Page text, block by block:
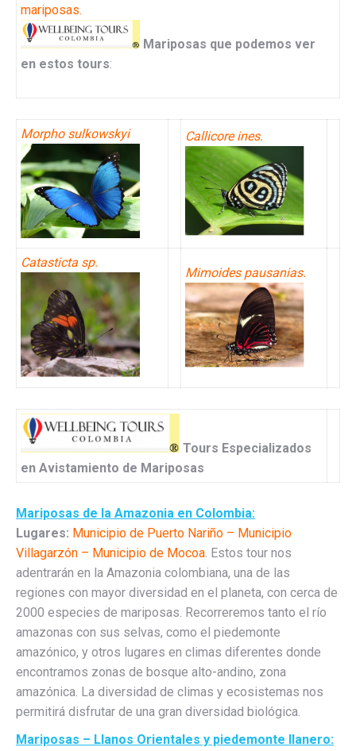
mariposas.
Mariposas que podemos ver
en estos tours:
Morpho sulkowskyi Callicore ines.
Catasticta sp.
Mimoides pausanias.
Tours Especializados
en Avistamiento de Mariposas
Mariposas de la Amazonia en Colombia:
Lugares: Municipio de Puerto Nariño – Municipio
Villagarzón – Municipio de Mocoa. Estos tour nos
adentrarán en la Amazonia colombiana, una de las
regiones con mayor diversidad en el planeta, con cerca de
2000 especies de mariposas. Recorreremos tanto el río
amazonas con sus selvas, como el piedemonte
amazónico, y otros lugares en climas diferentes donde
encontramos zonas de bosque alto-andino, zona
amazónica. La diversidad de climas y ecosistemas nos
permitirá disfrutar de una gran diversidad biológica.
Mariposas – Llanos Orientales y piedemonte llanero: